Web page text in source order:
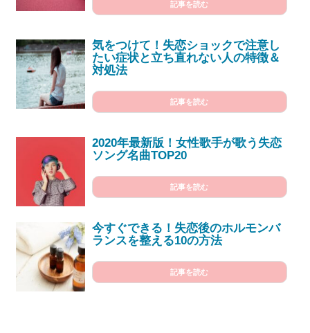
記事を読む
気をつけて！失恋ショックで注意し
たい症状と立ち直れない人の特徴＆
対処法
記事を読む
2020年最新版！女性歌手が歌う失恋
ソング名曲TOP20
記事を読む
今すぐできる！失恋後のホルモンバ
ランスを整える10の方法
記事を読む